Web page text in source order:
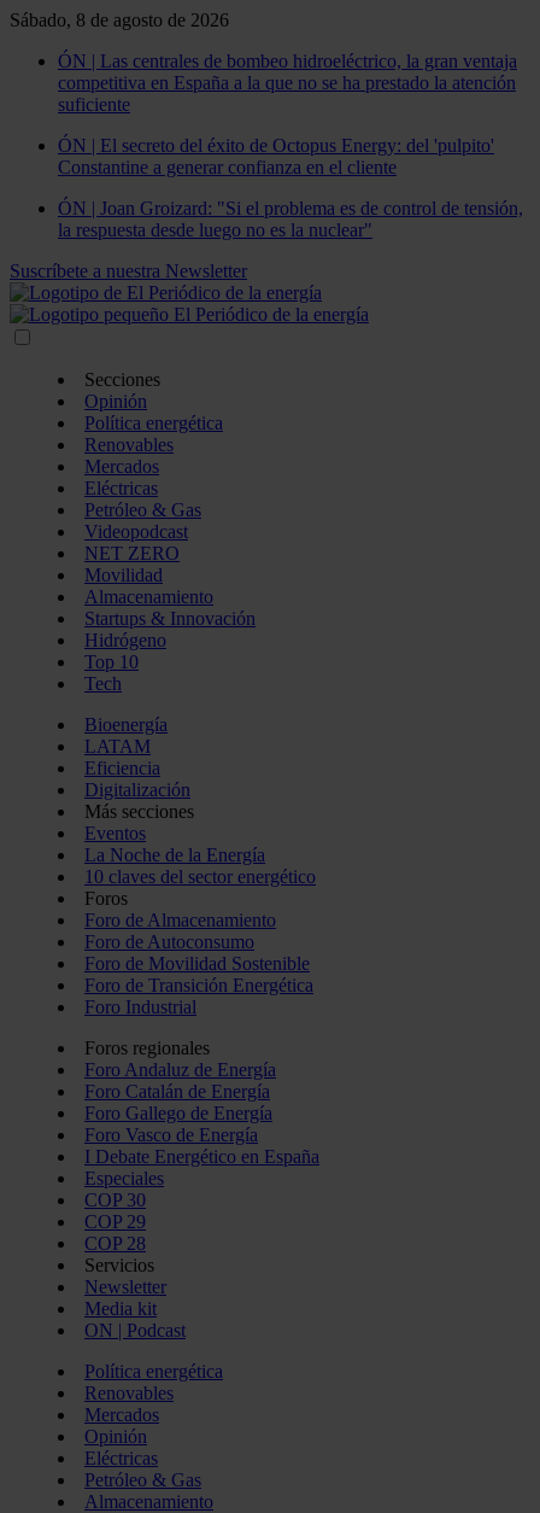
Sábado, 8 de agosto de 2026
ÓN | Las centrales de bombeo hidroeléctrico, la gran ventaja
competitiva en España a la que no se ha prestado la atención
suficiente
ÓN | El secreto del éxito de Octopus Energy: del 'pulpito'
Constantine a generar confianza en el cliente
ÓN | Joan Groizard: "Si el problema es de control de tensión,
la respuesta desde luego no es la nuclear"
Suscríbete a nuestra Newsletter
Secciones
Opinión
Política energética
Renovables
Mercados
Eléctricas
Petróleo & Gas
Videopodcast
NET ZERO
Movilidad
Almacenamiento
Startups & Innovación
Hidrógeno
Top 10
Tech
Bioenergía
LATAM
Eficiencia
Digitalización
Más secciones
Eventos
La Noche de la Energía
10 claves del sector energético
Foros
Foro de Almacenamiento
Foro de Autoconsumo
Foro de Movilidad Sostenible
Foro de Transición Energética
Foro Industrial
Foros regionales
Foro Andaluz de Energía
Foro Catalán de Energía
Foro Gallego de Energía
Foro Vasco de Energía
I Debate Energético en España
Especiales
COP 30
COP 29
COP 28
Servicios
Newsletter
Media kit
ON | Podcast
Política energética
Renovables
Mercados
Opinión
Eléctricas
Petróleo & Gas
Almacenamiento